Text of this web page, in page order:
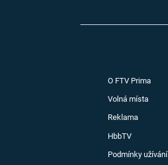
O FTV Prima
Volná místa
Reklama
HbbTV
Podmínky užívání